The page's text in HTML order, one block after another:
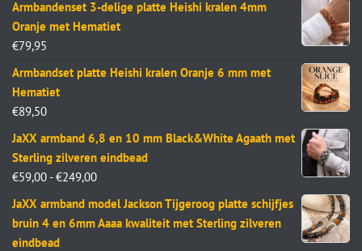
Armbandenset 3-delige platte Heishi kralen 4mm
Oranje met Hematiet
€79,95
Armbandset platte Heishi kralen Oranje 6 mm met
Hematiet
€89,50
JaXX armband 6,8 en 10 mm Black&White Agaath met
Sterling zilveren eindbead
€59,00 - €249,00
JaXX armband model Jackson Tijgeroog platte schijfjes
bruin 4 en 6mm Aaaa kwaliteit met Sterling zilveren
eindbead